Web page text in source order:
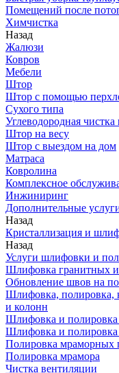
Помещений после
Химчистка
Назад
Жалюзи
Ковров
Мебели
Штор
Штор с помощью
Сухого типа
Углеводородная
Штор на весу
Штор с выездом на дом
Матраса
Ковролина
Комплексное
Инжиниринг
Дополнительные
Назад
Кристаллизация и
Назад
Услуги шлифовки и
Шлифовка гранитных и
Обновление швов на
Шлифовка, полировка,
и колонн
Шлифовка и
Шлифовка и полировка
Полировка мраморных
Полировка мрамора
Чистка вентиляции